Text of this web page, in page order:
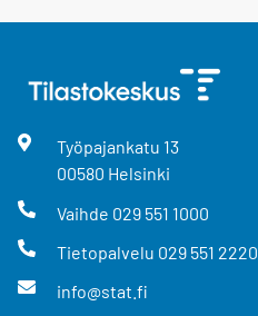
Työpajankatu 13
00580 Helsinki
Vaihde 029 551 1000
Tietopalvelu 029 551 2220
info@stat.fi